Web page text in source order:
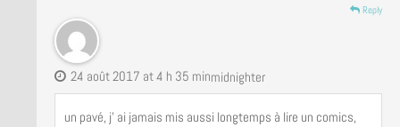
Reply
midnighter
24 août 2017 at 4 h 35 min
un pavé, j’ ai jamais mis aussi longtemps à lire un comics,